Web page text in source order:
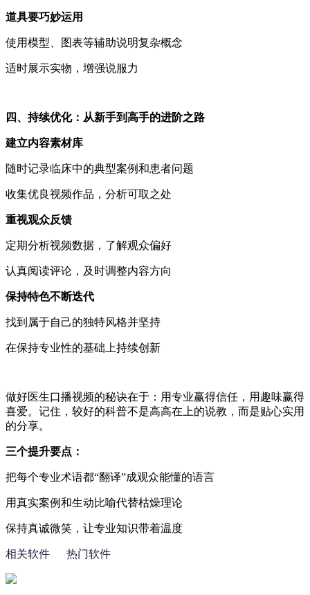
道具要巧妙运用
使用模型、图表等辅助说明复杂概念
适时展示实物，增强说服力
四、持续优化：从新手到高手的进阶之路
建立内容素材库
随时记录临床中的典型案例和患者问题
收集优良视频作品，分析可取之处
重视观众反馈
定期分析视频数据，了解观众偏好
认真阅读评论，及时调整内容方向
保持特色不断迭代
找到属于自己的独特风格并坚持
在保持专业性的基础上持续创新
做好医生口播视频的秘诀在于：用专业赢得信任，用趣味赢得
喜爱。记住，较好的科普不是高高在上的说教，而是贴心实用
的分享。
三个提升要点：
把每个专业术语都“翻译”成观众能懂的语言
用真实案例和生动比喻代替枯燥理论
保持真诚微笑，让专业知识带着温度
相关软件 热门软件